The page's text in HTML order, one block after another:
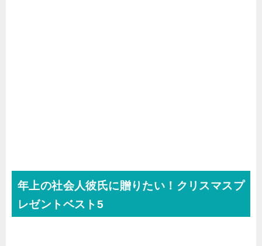
年上の社会人彼氏に贈りたい！クリスマスプ
レゼントベスト5